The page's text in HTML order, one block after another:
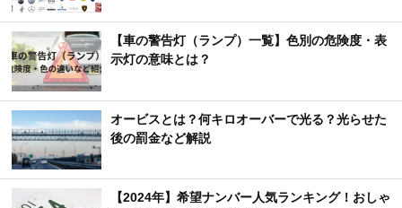
【車の警告灯（ランプ）一覧】色別の危険度・表
示灯の意味とは？
オービスとは？何キロオーバーで光る？光らせた
後の罰金など解説
【2024年】希望ナンバー人気ランキング！おしゃ